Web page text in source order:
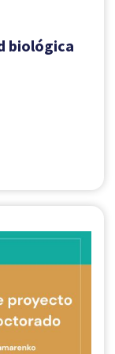
biológica